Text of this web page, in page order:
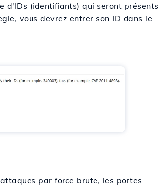
d'IDs (identifiants) qui seront présents
vous devrez entrer son ID dans le
par force brute, les portes